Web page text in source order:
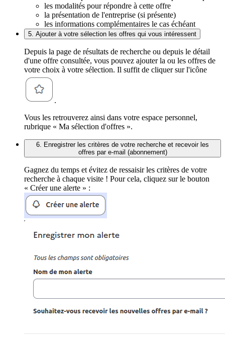
les modalités pour répondre à cette offre
la présentation de l'entreprise (si présente)
les informations complémentaires le cas échéant
5. Ajouter à votre sélection les offres qui vous intéressent
Depuis la page de résultats de recherche ou depuis le détail
d'une offre consultée, vous pouvez ajouter la ou les offres de
votre choix à votre sélection. Il suffit de cliquer sur l'icône
.
Vous les retrouverez ainsi dans votre espace personnel,
rubrique « Ma sélection d'offres ».
6. Enregistrer les critères de votre recherche et recevoir les
offres par e-mail (abonnement)
Gagnez du temps et évitez de ressaisir les critères de votre
recherche à chaque visite ! Pour cela, cliquez sur le bouton
« Créer une alerte » :